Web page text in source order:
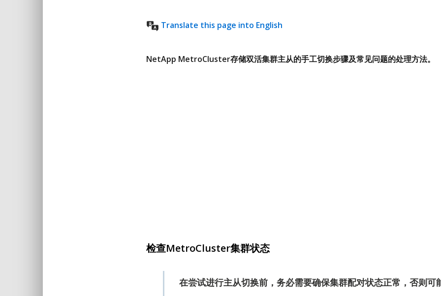
Translate this page into English
NetApp MetroCluster存储双活集群主从的手工切换步骤及常见问题的处理方法。
检查MetroCluster集群状态
在尝试进行主从切换前，务必需要确保集群配对状态正常，否则可